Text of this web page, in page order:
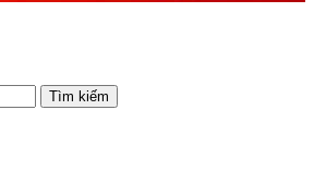
Tìm kiếm